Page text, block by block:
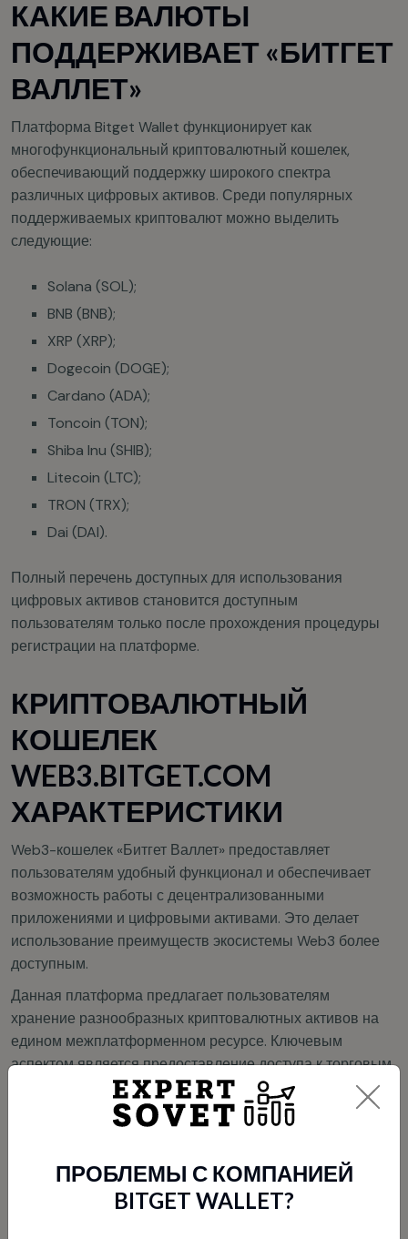
КАКИЕ ВАЛЮТЫ
ПОДДЕРЖИВАЕТ «БИТГЕТ
ВАЛЛЕТ»
Платформа Bitget Wallet функционирует как
многофункциональный криптовалютный кошелек,
обеспечивающий поддержку широкого спектра
различных цифровых активов. Среди популярных
поддерживаемых криптовалют можно выделить
следующие:
Solana (SOL);
BNB (BNB);
XRP (XRP);
Dogecoin (DOGE);
Cardano (ADA);
Toncoin (TON);
Shiba Inu (SHIB);
Litecoin (LTC);
TRON (TRX);
Dai (DAI).
Полный перечень доступных для использования
цифровых активов становится доступным
пользователям только после прохождения процедуры
регистрации на платформе.
КРИПТОВАЛЮТНЫЙ
КОШЕЛЕК
WEB3.BITGET.COM
ХАРАКТЕРИСТИКИ
Web3-кошелек «Битгет Валлет» предоставляет
пользователям удобный функционал и обеспечивает
возможность работы с децентрализованными
приложениями и цифровыми активами. Это делает
использование преимуществ экосистемы Web3 более
доступным.
Данная платформа предлагает пользователям
хранение разнообразных криптовалютных активов на
едином межплатформенном ресурсе. Ключевым
аспектом является предоставление доступа к торговым
и инвестиционным инструментам, которые охватывают
как уже зарекомендовавшие себя, так и новые
цифровые валюты.
ОТЗЫВЫ ПРО
ПРОБЛЕМЫ С КОМПАНИЕЙ
BITGET WALLET?